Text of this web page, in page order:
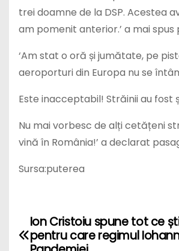
trei doamne de la DSP. Acestea
am pomenit anterior.’ a mai
‘Am stat o oră și jumătate, pe
aeroporturi din Europa nu se
Este inacceptabil! Străinii au
Nu mai vorbesc de alți cetățeni
vină în România!’ a declarat
Sursa:puterea
PIon Cristoiu spune tot ce
pentru care regimul